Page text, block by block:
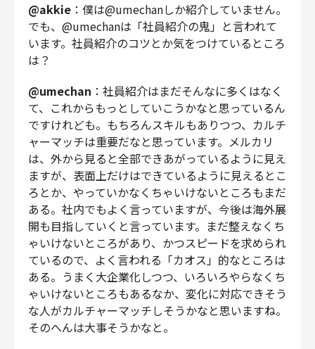
@akkie ：僕は@umechanしか紹介していません。
でも、@umechanは「社員紹介の鬼」と言われて
います。社員紹介のコツとか気をつけているところ
は？
@umechan ：社員紹介はまだそんなに多くはなく
て、これからもっとしていこうかなと思っているん
ですけれども。もちろんスキルもありつつ、カルチ
ャーマッチは重要だなと思っています。メルカリ
は、外から見ると全部できあがっているように見え
ますが、表面上だけはできているように見えるとこ
ろとか、やっていかなくちゃいけないところもまだ
ある。社内でもよく言っていますが、今後は海外展
開も目指していくと言っています。まだ整えなくち
ゃいけないところがあり、かつスピードを求められ
ているので、よく言われる「カオス」的なところは
ある。うまく大企業化しつつ、いろいろやらなくち
ゃいけないところもあるなか、変化に対応できそう
な人がカルチャーマッチしそうかなと思いますね。
そのへんは大事そうかなと。